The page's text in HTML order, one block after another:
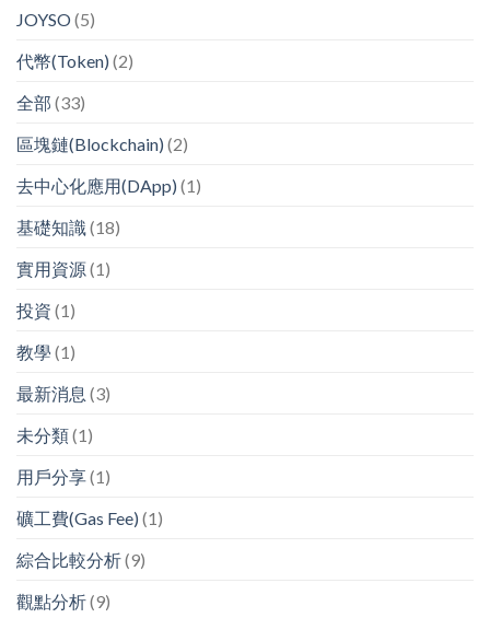
JOYSO(5)
代幣(Token) (2)
全部 (33)
區塊鏈(Blockchain) (2)
去中心化應用(DApp) (1)
基礎知識 (18)
實用資源(1)
投資 (1)
教學 (1)
最新消息 (3)
未分類(1)
用戶分享(1)
礦工費(Gas Fee) (1)
綜合比較分析(9)
觀點分析(9)